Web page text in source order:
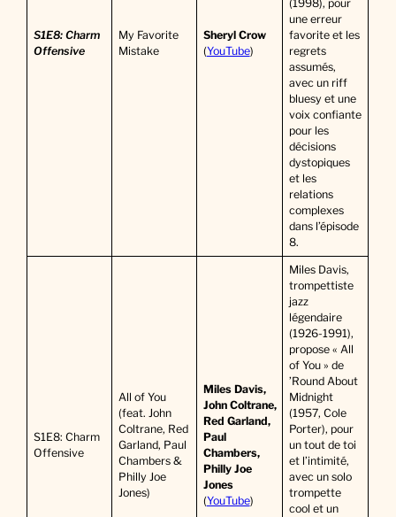
S1E8: Charm
Offensive
My Favorite
Mistake
Sheryl Crow
(YouTube)
(1998), pour
une erreur
favorite et les
regrets
assumés,
avec un riff
bluesy et une
voix confiante
pour les
décisions
dystopiques
et les
relations
complexes
dans l’épisode
8.
S1E8: Charm
Offensive
All of You
(feat. John
Coltrane, Red
Garland, Paul
Chambers &
Philly Joe
Jones)
Miles Davis,
John Coltrane,
Red Garland,
Paul
Chambers,
Philly Joe
Jones
(YouTube)
Miles Davis,
trompettiste
jazz
légendaire
(1926-1991),
propose « All
of You » de
’Round About
Midnight
(1957, Cole
Porter), pour
un tout de toi
et l’intimité,
avec un solo
trompette
cool et un